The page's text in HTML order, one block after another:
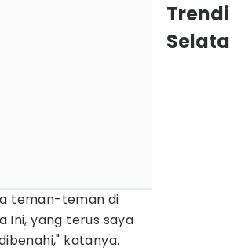
teman-teman di
yang terus saya
katanya.